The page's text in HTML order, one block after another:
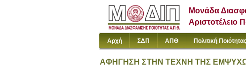
Μονάδα
Αριστοτέλειο
Αρχή ΣΔΠ ΑΠΘ Πολιτική Ποιότητας
ΑΦΗΓΗΣΗ ΣΤΗΝ ΤΕΧΝΗ ΤΗΣ